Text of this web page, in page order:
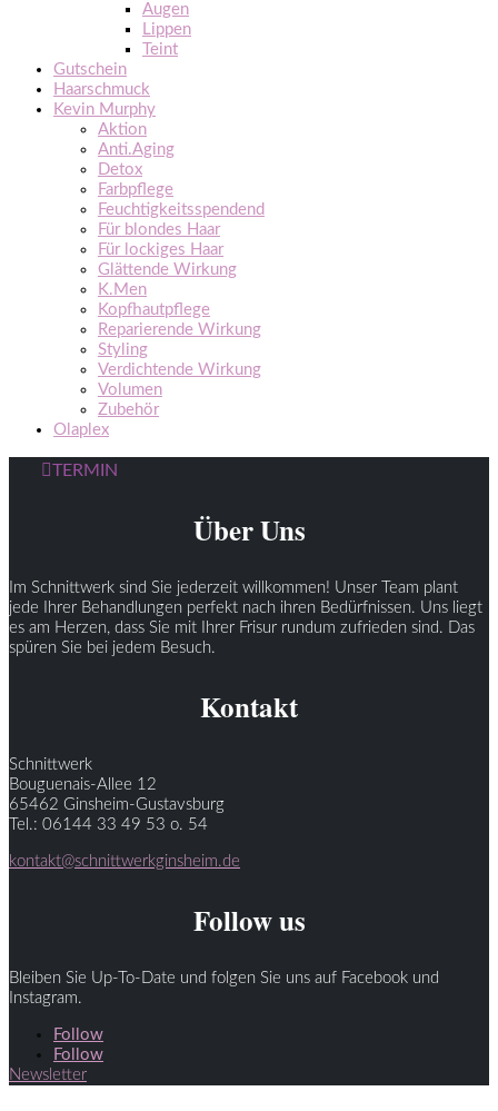
Augen
Lippen
Teint
Gutschein
Haarschmuck
Kevin Murphy
Aktion
Anti.Aging
Detox
Farbpflege
Feuchtigkeitsspendend
Für blondes Haar
Für lockiges Haar
Glättende Wirkung
K.Men
Kopfhautpflege
Reparierende Wirkung
Styling
Verdichtende Wirkung
Volumen
Zubehör
Olaplex
TERMIN
Über Uns
Im Schnittwerk sind Sie jederzeit willkommen! Unser Team plant
jede Ihrer Behandlungen perfekt nach ihren Bedürfnissen. Uns liegt
es am Herzen, dass Sie mit Ihrer Frisur rundum zufrieden sind. Das
spüren Sie bei jedem Besuch.
Kontakt
Schnittwerk
Bouguenais-Allee 12
65462 Ginsheim-Gustavsburg
Tel.: 06144 33 49 53 o. 54
kontakt@schnittwerkginsheim.de
Follow us
Bleiben Sie Up-To-Date und folgen Sie uns auf Facebook und
Instagram.
Follow
Follow
Newsletter